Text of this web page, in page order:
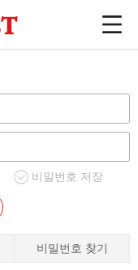
비밀번호 저장
비밀번호 찾기